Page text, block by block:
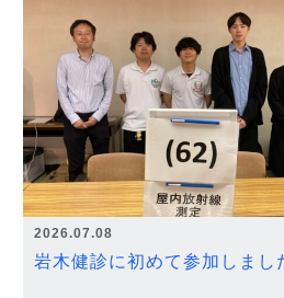
2026.07.08
岩木健診に初めて参加しまし